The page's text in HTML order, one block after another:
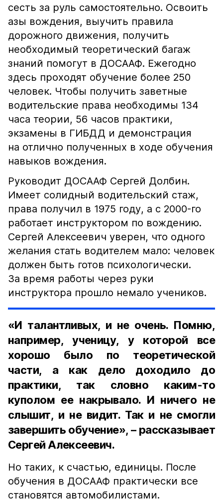
сесть за руль самостоятельно. Освоить
азы вождения, выучить правила
дорожного движения, получить
необходимый теоретический багаж
знаний помогут в ДОСААФ. Ежегодно
здесь проходят обучение более 250
человек. Чтобы получить заветные
водительские права необходимы 134
часа теории, 56 часов практики,
экзамены в ГИБДД и демонстрация
на отлично полученных в ходе обучения
навыков вождения.
Руководит ДОСААФ Сергей Долбин.
Имеет солидный водительский стаж,
права получил в 1975 году, а с 2000-го
работает инструктором по вождению.
Сергей Алексеевич уверен, что одного
желания стать водителем мало: человек
должен быть готов психологически.
За время работы через руки
инструктора прошло немало учеников.
«И талантливых, и не очень. Помню,
например, ученицу, у которой все
хорошо было по теоретической
части, а как дело доходило до
практики, так словно каким-то
куполом ее накрывало. И ничего не
слышит, и не видит. Так и не смогли
завершить обучение», – рассказывает
Сергей Алексеевич.
Но таких, к счастью, единицы. После
обучения в ДОСААФ практически все
становятся автомобилистами.